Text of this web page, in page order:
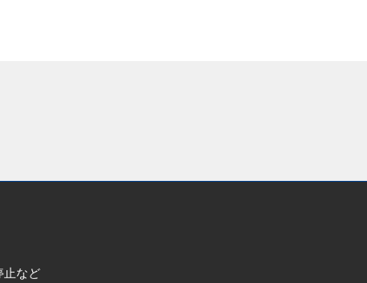
止など